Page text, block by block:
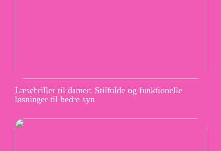
Læsebriller til damer: Stilfulde og funktionelle
løsninger til bedre syn